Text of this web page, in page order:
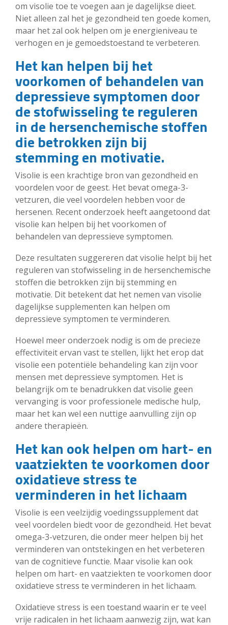
om visolie toe te voegen aan je dagelijkse dieet.
Niet alleen zal het je gezondheid ten goede komen,
maar het zal ook helpen om je energieniveau te
verhogen en je gemoedstoestand te verbeteren.
Het kan helpen bij het
voorkomen of behandelen van
depressieve symptomen door
de stofwisseling te reguleren
in de hersenchemische stoffen
die betrokken zijn bij
stemming en motivatie.
Visolie is een krachtige bron van gezondheid en
voordelen voor de geest. Het bevat omega-3-
vetzuren, die veel voordelen hebben voor de
hersenen. Recent onderzoek heeft aangetoond dat
visolie kan helpen bij het voorkomen of
behandelen van depressieve symptomen.
Deze resultaten suggereren dat visolie helpt bij het
reguleren van stofwisseling in de hersenchemische
stoffen die betrokken zijn bij stemming en
motivatie. Dit betekent dat het nemen van visolie
dagelijkse supplementen kan helpen om
depressieve symptomen te verminderen.
Hoewel meer onderzoek nodig is om de precieze
effectiviteit ervan vast te stellen, lijkt het erop dat
visolie een potentiële behandeling kan zijn voor
mensen met depressieve symptomen. Het is
belangrijk om te benadrukken dat visolie geen
vervanging is voor professionele medische hulp,
maar het kan wel een nuttige aanvulling zijn op
andere therapieën.
Het kan ook helpen om hart- en
vaatziekten te voorkomen door
oxidatieve stress te
verminderen in het lichaam
Visolie is een veelzijdig voedingssupplement dat
veel voordelen biedt voor de gezondheid. Het bevat
omega-3-vetzuren, die onder meer helpen bij het
verminderen van ontstekingen en het verbeteren
van de cognitieve functie. Maar visolie kan ook
helpen om hart- en vaatziekten te voorkomen door
oxidatieve stress te verminderen in het lichaam.
Oxidatieve stress is een toestand waarin er te veel
vrije radicalen in het lichaam aanwezig zijn, wat kan